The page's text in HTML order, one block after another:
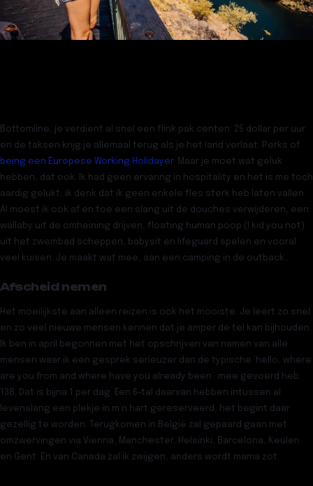
Bottomline, je verdient al snel een flink pak centen: 25 dollar per uur
en de taksen krijg je allemaal terug als je het land verlaat. Perks of
being een Europese Working Holidayer. Maar je moet wat geluk
hebben, dat ook. Ik had geen ervaring in hospitality en het is me toch
aardig gelukt, ik denk dat ik geen enkele fles sterk heb laten vallen.
Al moest ik ook af en toe een slang uit de douches verwijderen, een
wallaby uit de omheining drijven, floating human poop (I kid you not)
uit het zwembad scheppen, babysit en lifeguard spelen en vooral
veel kuisen. Je maakt wat mee, aan een camping in de outback…
Afscheid nemen
Het moeilijkste aan alleen reizen is ook het mooiste. Je leert zo snel
en zo veel nieuwe mensen kennen dat je amper de tel kan bijhouden.
Ik ben in april begonnen met het opschrijven van namen van alle
mensen waar ik een gesprek serieuzer dan de typische ‘hello, where
are you from and where have you already been’ mee gevoerd heb.
138. Dat is bijna 1 per dag. Een 6-tal daarvan hebben intussen al
levenslang een plekje in m’n hart gereserveerd, het begint daar
gezellig te worden. Terugkomen in België zal gepaard gaan met
omzwervingen via Vienna, Manchester, Helsinki, Barcelona, Keulen
en Gent. En van Canada zal ik zwijgen, anders wordt mama zot.